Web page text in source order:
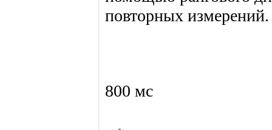
повторных измерений.
800 мс